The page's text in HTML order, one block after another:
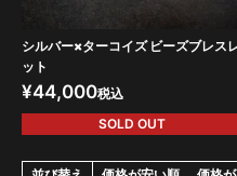
シルバー×ターコイズ ビーズブレス
ット
¥44,000税込
SOLD OUT